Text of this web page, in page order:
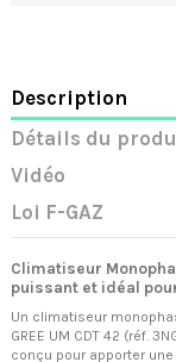
Description
Détails du
Vidéo
Loi F-GAZ
Climatiseur
puissant et idéal
Un climatiseur
GREE UM CDT 42 (réf.
conçu pour apporter